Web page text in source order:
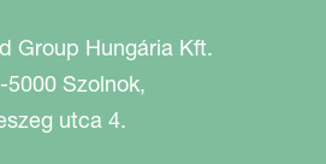
Group Hungária Kft.
5000 Szolnok,
utca 4.